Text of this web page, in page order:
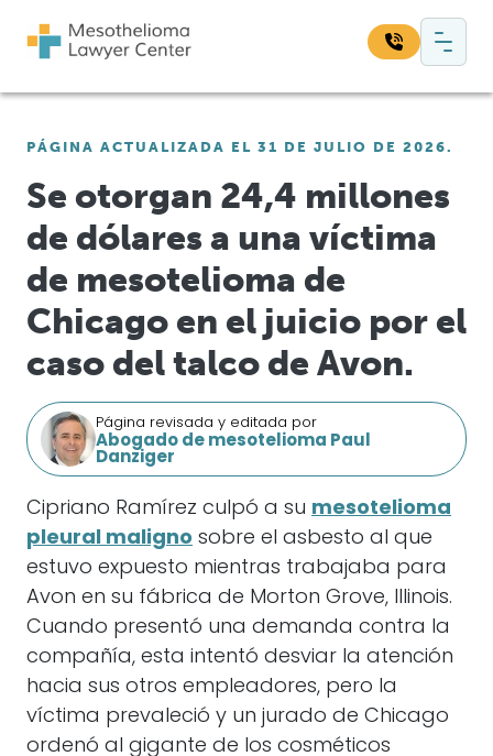
Navegación principal
PÁGINA ACTUALIZADA EL 31 DE JULIO DE 2026.
Se otorgan 24,4 millones
de dólares a una víctima
de mesotelioma de
Chicago en el juicio por el
caso del talco de Avon.
Página revisada y editada por
Abogado de mesotelioma Paul
Danziger
Cipriano Ramírez culpó a su mesotelioma
pleural maligno sobre el asbesto al que
estuvo expuesto mientras trabajaba para
Avon en su fábrica de Morton Grove, Illinois.
Cuando presentó una demanda contra la
compañía, esta intentó desviar la atención
hacia sus otros empleadores, pero la
víctima prevaleció y un jurado de Chicago
ordenó al gigante de los cosméticos